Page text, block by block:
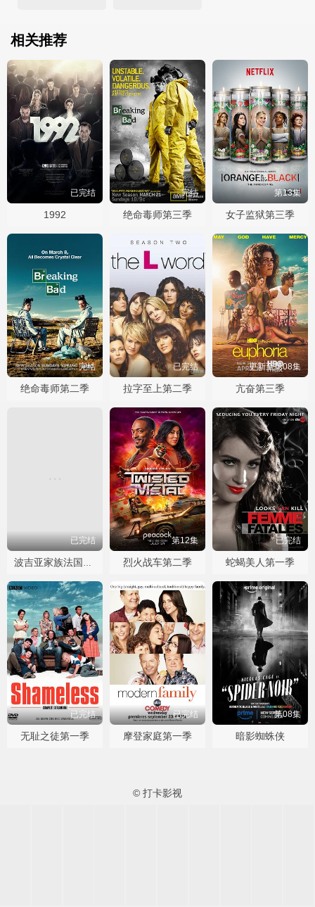
相关推荐
已完结
1992
完结
绝命毒师第三季
第13集
女子监狱第三季
完结
绝命毒师第二季
已完结
拉字至上第二季
更新至第08集
亢奋第三季
已完结
波吉亚家族法国版第一季
第12集
烈火战车第二季
已完结
蛇蝎美人第一季
已完结
无耻之徒第一季
已完结
摩登家庭第一季
第08集
暗影蜘蛛侠
© 打卡影视